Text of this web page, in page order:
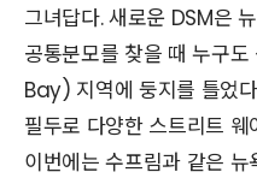
그녀답다. 새로운 DSM은
공통분모를 찾을 때 누구
Bay) 지역에 둥지를 틀었
필두로 다양한 스트리트
이번에는 수프림과 같은